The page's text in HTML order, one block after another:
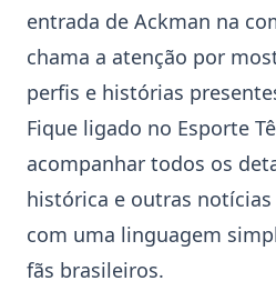
entrada de Ackman na
chama a atenção por
perfis e histórias
Fique ligado no Esporte
acompanhar todos os
histórica e outras
com uma linguagem
fãs brasileiros.